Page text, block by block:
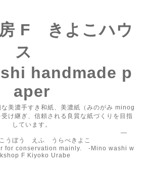
F きよこハウ
ス
handmade p
aper
美濃手すき和紙、美濃紙（みのがみ minog
け継ぎ、信頼される良質な紙づくりを目指
しています。
うぼう えふ うらべきよこ
for conservation mainly. -Mino washi w
F Kiyoko Urabe